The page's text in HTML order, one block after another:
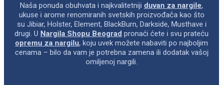
Naša ponuda obuhvata i najkvalitetniji duvan za nargile,
ukuse i arome renomiranih svetskih proizvođača kao što
su Jibiar, Holster, Element, BlackBurn, Darkside, Musthave i
drugi. U Nargila Shopu Beograd pronaći ćete i svu prateću
opremu za nargilu, koju uvek možete nabaviti po najboljim
cenama – bilo da vam je potrebna zamena ili dodatak vašoj
omiljenoj nargili.